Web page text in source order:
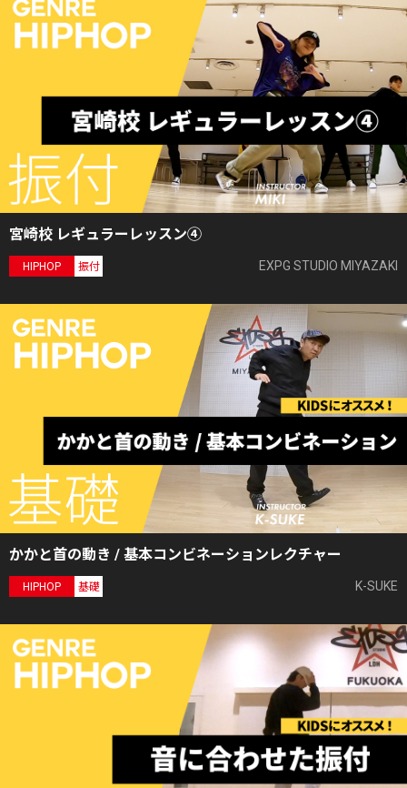
宮崎校 レギュラーレッスン④
HIPHOP 振付 EXPG STUDIO MIYAZAKI
かかと首の動き / 基本コンビネーションレクチャー
HIPHOP 基礎 K-SUKE